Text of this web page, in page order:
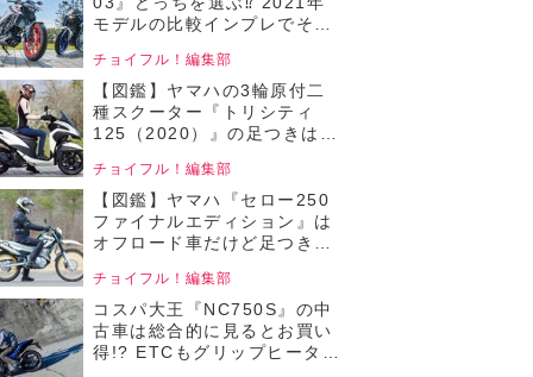
モデルの比較インプレでそれ
【チョイフル！中古バイク選
びの参考書／YAMAHA MT-
25 ABS / MT-03
ABS（2021）】
チョイフル！編集部
【図鑑】ヤマハの3輪原付二
種スクーター『トリシティ
125（2020）』の足つきは？
【チョイフル！中古バイク選
びの参考書／YAMAHA
TRICITY125（2020）】
チョイフル！編集部
【図鑑】ヤマハ『セロー250
ファイナルエディション』は
オフロード車だけど足つき性
する成熟した各部装備も魅
力！【チョイフル！中古バイ
ク選びの参考書／YAMAHA
SERROW Final
チョイフル！編集部
コスパ大王『NC750S』の中
古車は総合的に見るとお買い
得!? ETCもグリップヒーター